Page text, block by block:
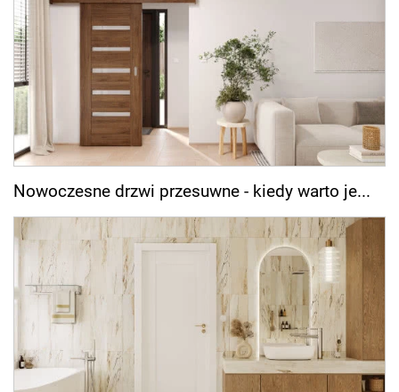
Nowoczesne drzwi przesuwne - kiedy warto je...